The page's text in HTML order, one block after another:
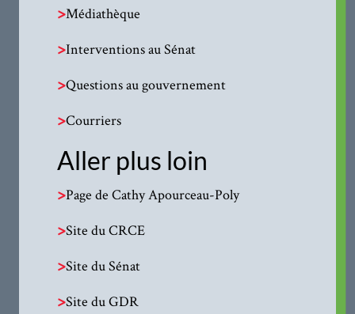
>Médiathèque
>Interventions au Sénat
>Questions au gouvernement
>Courriers
Aller plus loin
>Page de Cathy Apourceau-Poly
>Site du CRCE
>Site du Sénat
>Site du GDR